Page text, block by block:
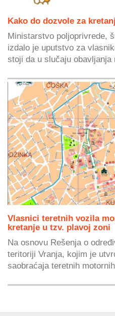
Kako do dozvole za
Ministarstvo poljoprivrede,
izdalo je uputstvo za
stoji da u slučaju obavljanja
Vlasnici teretnih vozila
kretanje u tzv. plavoj zoni
Na osnovu Rešenja o
teritoriji Vranja, kojim je
saobraćaja teretnih